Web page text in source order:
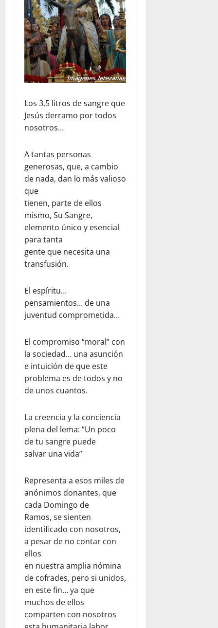
Los 3,5 litros de sangre que
Jesús derramo por todos
nosotros…
A tantas personas
generosas, que, a cambio
de nada, dan lo más valioso
que
tienen, parte de ellos
mismo, Su Sangre,
elemento único y esencial
para tanta
gente que necesita una
transfusión.
El espíritu…
pensamientos… de una
juventud comprometida…
El compromiso “moral” con
la sociedad… una asunción
e intuición de que este
problema es de todos y no
de unos cuantos.
La creencia y la conciencia
plena del lema: “Un poco
de tu sangre puede
salvar una vida”
Representa a esos miles de
anónimos donantes, que
cada Domingo de
Ramos, se sienten
identificado con nosotros,
a pesar de no contar con
ellos
en nuestra amplia nómina
de cofrades, pero si unidos,
en este fin… ya que
muchos de ellos
comparten con nosotros